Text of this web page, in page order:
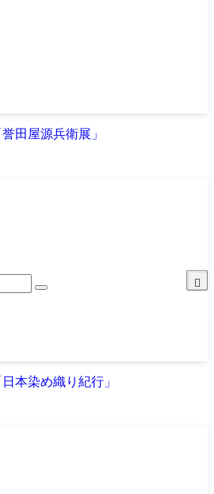
田屋源兵衛展」
本染め織り紀行」